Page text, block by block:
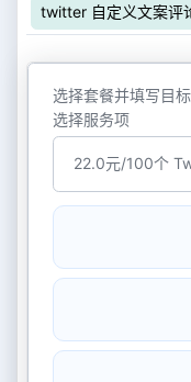
twitter 自定义文案评
选择套餐并填写目
选择服务项